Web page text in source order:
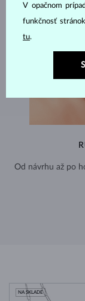
Od návrhu až po
NA SKLADE
V opačnom
funkčnosť
tu.